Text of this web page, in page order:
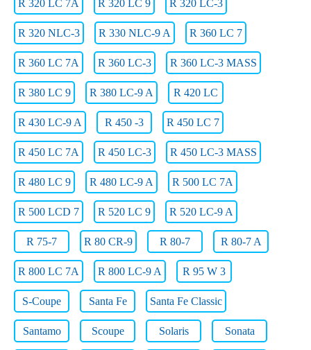
R 320 LC 7A R 320 LC 9 R 320 LC-3
R 320 NLC-3 R 330 NLC-9 A R 360 LC 7
R 360 LC 7A R 360 LC-3 R 360 LC-3 MASS
R 380 LC 9 R 380 LC-9 A R 420 LC
R 430 LC-9 A R 450 -3 R 450 LC 7
R 450 LC 7A R 450 LC-3 R 450 LC-3 MASS
R 480 LC 9 R 480 LC-9 A R 500 LC 7A
R 500 LCD 7 R 520 LC 9 R 520 LC-9 A
R 75-7 R 80 CR-9 R 80-7 R 80-7 A
R 800 LC 7A R 800 LC-9 A R 95 W 3
S-Coupe Santa Fe Santa Fe Classic
Santamo Scoupe Solaris Sonata